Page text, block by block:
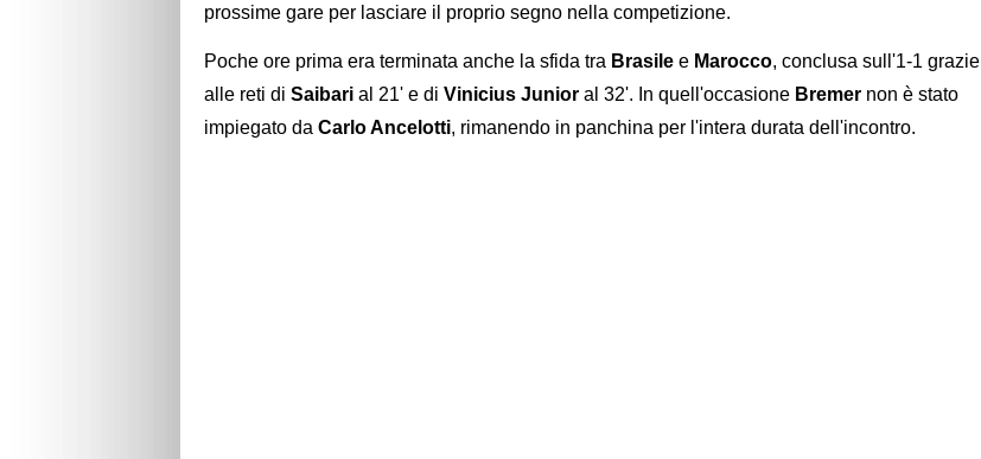
prossime gare per lasciare il proprio segno nella competizione.
Poche ore prima era terminata anche la sfida tra Brasile e Marocco, conclusa sull'1-1 grazie
alle reti di Saibari al 21' e di Vinicius Junior al 32'. In quell'occasione Bremer non è stato
impiegato da Carlo Ancelotti, rimanendo in panchina per l'intera durata dell'incontro.